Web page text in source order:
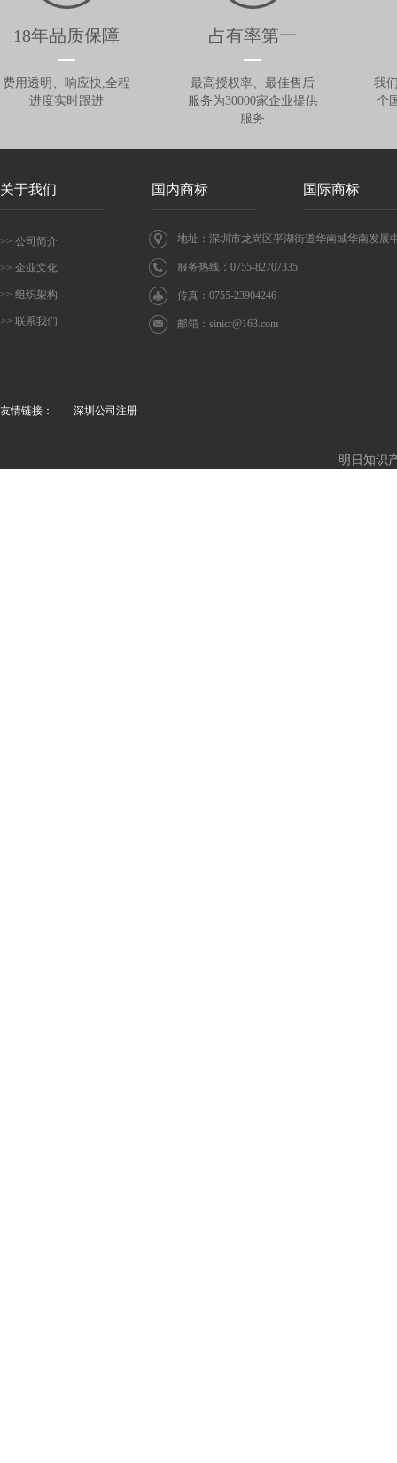
18年品质保障
费用透明、响应快,全程
进度实时跟进
占有率第一
最高授权率、最佳售后
服务为30000家企业提供
服务
我
个
关于我们 国内商标 国际商标
>> 公司简介
>> 企业文化
>> 组织架构
>> 联系我们
地址：深圳市龙岗区平湖街道华南城华南发展
服务热线：0755-82707335
传真：0755-23904246
邮箱： sinicr@163.com
友情链接： 深圳公司注册
明日知识